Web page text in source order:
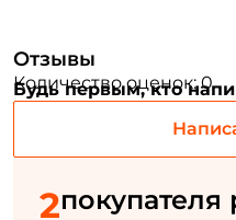
Отзывы
Количество оценок: 0
Будь первым, кто
2